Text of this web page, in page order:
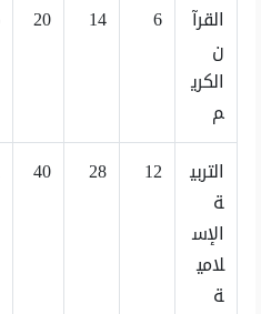
القرآ
ن
الكري
م
6
14
20
التربي
ة
الإس
لامي
ة
12
28
40